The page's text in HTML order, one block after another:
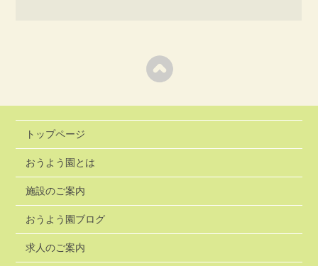
トップページ
おうよう園とは
施設のご案内
おうよう園ブログ
求人のご案内